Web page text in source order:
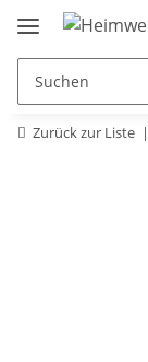
Zurück zur Liste